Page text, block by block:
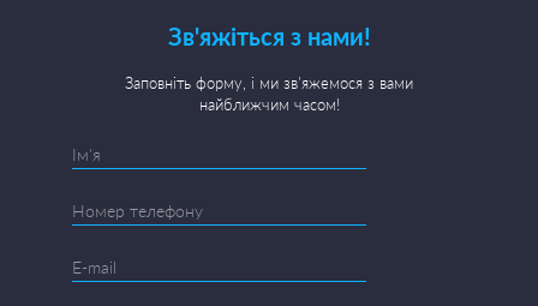
Зв'яжіться з нами!
Заповніть форму, і ми зв'яжемося з вами
найближчим часом!